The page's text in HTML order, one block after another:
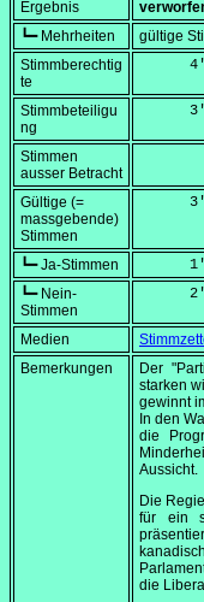
Ergebnis
┗━ Mehrheiten
gültige
Stimmberechtig
te
Stimmbeteiligu
ng
Stimmen
ausser Betracht
Gültige (=
massgebende)
Stimmen
┗━ Ja-Stimmen
┗━ Nein-
Stimmen
Medien
Bemerkungen
Der
starken
gewinnt
In den
die
Aussicht.
Die
für ein
die